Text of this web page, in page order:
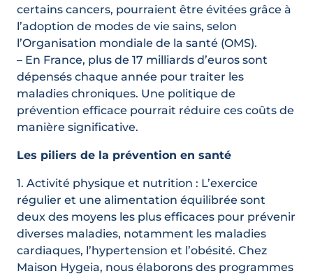
certains cancers, pourraient être évitées grâce à
l’adoption de modes de vie sains, selon
l’Organisation mondiale de la santé (OMS).
– En France, plus de 17 milliards d’euros sont
dépensés chaque année pour traiter les
maladies chroniques. Une politique de
prévention efficace pourrait réduire ces coûts de
manière significative.
Les piliers de la prévention en santé
1. Activité physique et nutrition : L’exercice
régulier et une alimentation équilibrée sont
deux des moyens les plus efficaces pour prévenir
diverses maladies, notamment les maladies
cardiaques, l’hypertension et l’obésité. Chez
Maison Hygeia, nous élaborons des programmes